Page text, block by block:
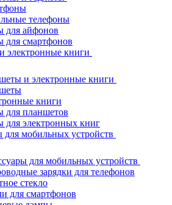
телефоны
для айфонов
для смартфонов
электронные книги
и электронные книги
книги
для планшетов
для электронных книг
для мобильных устройств
для мобильных устройств
зарядки для телефонов
стекло
для смартфонов